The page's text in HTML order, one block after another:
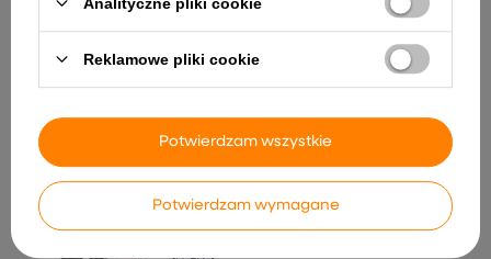
TT RS Jasny Niebieski
Reklamowe pliki cookie
Potwierdzam wymagane
Potwierdzam wszystkie